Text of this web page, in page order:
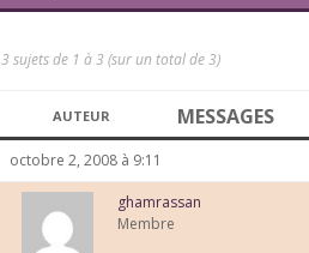
3 sujets de 1 à 3 (sur un total de 3)
AUTEUR MESSAGES
octobre 2, 2008 à 9:11
ghamrassan
Membre